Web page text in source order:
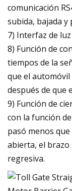
comunicación
subida, bajada
7) Interfaz de
8) Función de
tiempos de la
que el automóvil
después de que
9) Función de
con la función
pasó menos
abierta, el brazo
regresiva.